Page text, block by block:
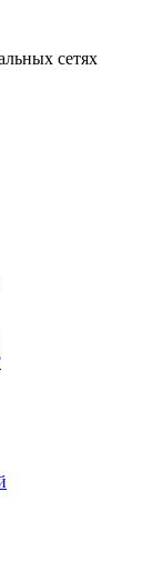
сетях